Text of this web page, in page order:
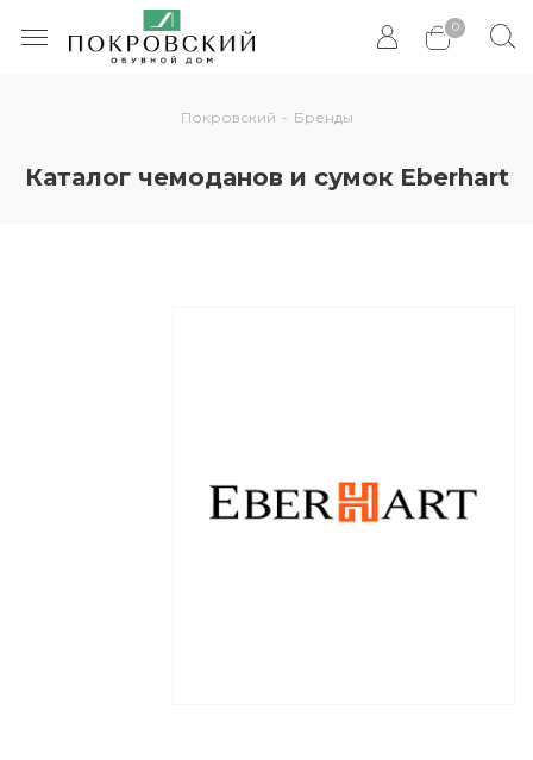
0
Покровский - Бренды
Каталог чемоданов и сумок Eberhart